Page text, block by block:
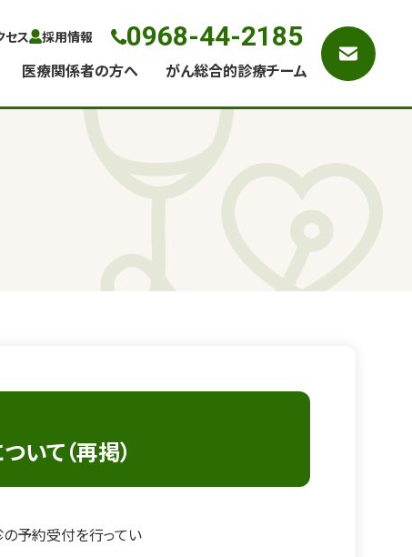
セス 採用情報 0968-44-2185
医療関係者の方へ がん総合的診療チーム
て（再掲）
予約受付を行ってい